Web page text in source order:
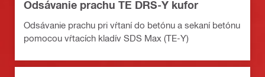
Odsávanie prachu TE DRS-Y kufor
Odsávanie prachu pri vŕtaní do betónu a sekaní betónu
pomocou vŕtacích kladív SDS Max (TE-Y)